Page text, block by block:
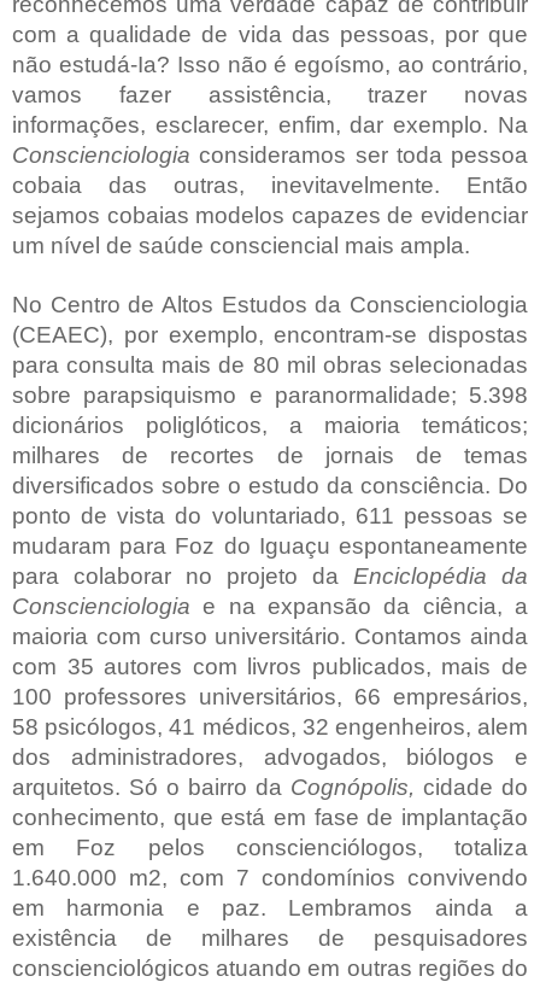
com a qualidade de vida das pessoas, por que
não estudá-Ia? Isso não é egoísmo, ao contrário,
vamos fazer assistência, trazer novas
informações, esclarecer, enfim, dar exemplo. Na
Conscienciologiaconsideramos ser toda pessoa
cobaia das outras, inevitavelmente. Então
sejamos cobaias modelos capazes de evidenciar
um nível de saúde consciencial mais ampla.
No Centro de Altos Estudos da Conscienciologia
(CEAEC), por exemplo, encontram-se dispostas
para consulta mais de 80 mil obras selecionadas
sobre parapsiquismo e paranormalidade; 5.398
dicionários poliglóticos, a maioria temáticos;
milhares de recortes de jornais de temas
diversificados sobre o estudo da consciência. Do
ponto de vista do voluntariado, 611 pessoas se
mudaram para Foz do Iguaçu espontaneamente
para colaborar no projeto da Enciclopédia da
Conscienciologiae na expansão da ciência, a
maioria com curso universitário. Contamos ainda
com 35 autores com livros publicados, mais de
100 professores universitários, 66 empresários,
58 psicólogos, 41 médicos, 32 engenheiros, alem
dos administradores, advogados, biólogos e
arquitetos. Só o bairro da Cognópolis, cidade do
conhecimento, que está em fase de implantação
em Foz pelos conscienciólogos, totaliza
1.640.000 m2, com 7 condomínios convivendo
em harmonia e paz. Lembramos ainda a
existência de milhares de pesquisadores
conscienciológicos atuando em outras regiões do